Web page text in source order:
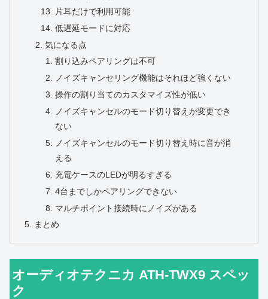
片耳だけで利用可能
低遅延モードに対応
気になる点
割り込みペアリングは不可
ノイズキャンセリング機能はそれほど強くない
操作の割り当てのカスタマイズ性が低い
ノイズキャンセルのモード切り替えが変更でき
ない
ノイズキャンセルのモード切り替え時に音が消
える
充電ケースのLEDが明るすぎる
4台までしかペアリングできない
マルチポイント接続時にノイズがある
まとめ
オーディオテクニカ ATH-TWX9 スペッ
ク